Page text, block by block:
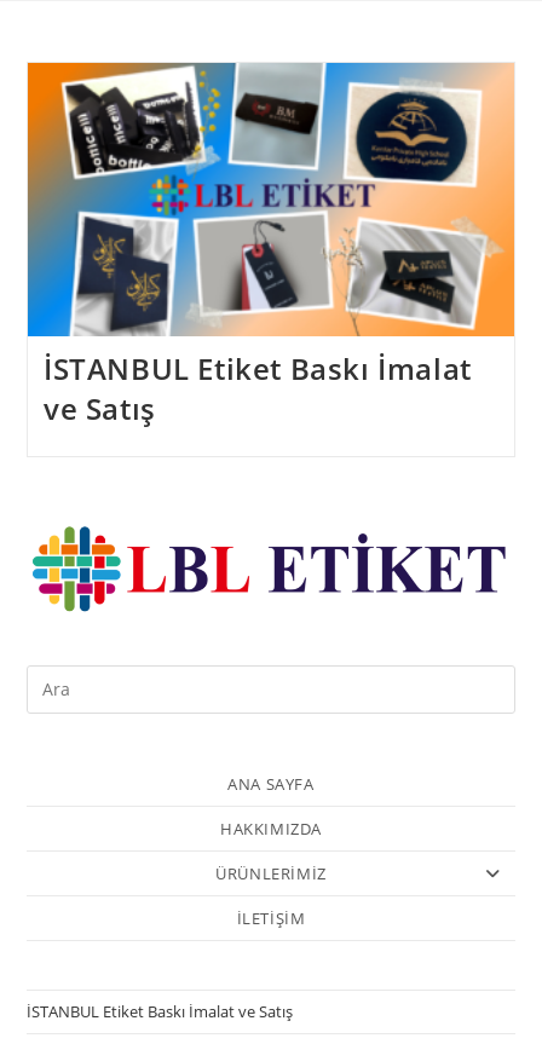
İSTANBUL Etiket Baskı İmalat
ve Satış
ANA SAYFA
HAKKIMIZDA
ÜRÜNLERİMİZ
İLETİŞİM
İSTANBUL Etiket Baskı İmalat ve Satış